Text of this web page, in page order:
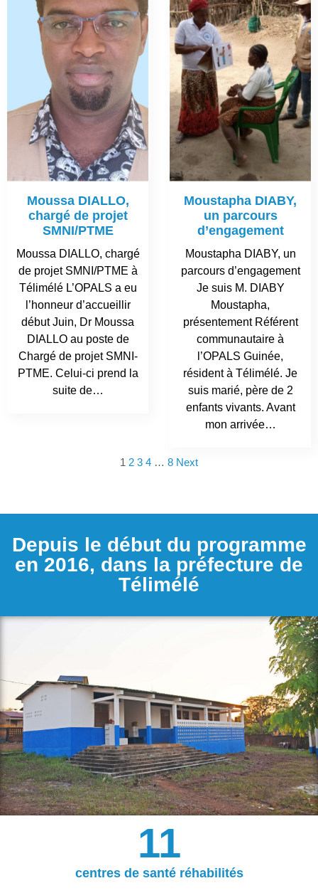
Moussa DIALLO,
chargé de projet
SMNI/PTME
Moussa DIALLO, chargé
de projet SMNI/PTME à
Télimélé L’OPALS a eu
l’honneur d’accueillir
début Juin, Dr Moussa
DIALLO au poste de
Chargé de projet SMNI-
PTME. Celui-ci prend la
suite de…
Moustapha DIABY,
un parcours
d’engagement
Moustapha DIABY, un
parcours d’engagement
Je suis M. DIABY
Moustapha,
présentement Référent
communautaire à
l’OPALS Guinée,
résident à Télimélé. Je
suis marié, père de 2
enfants vivants. Avant
mon arrivée…
1 2 3 4 … 8 Next
Depuis le début du programme
en 2016, dans la préfecture de
Télimélé
centres de santé réhabilités
11